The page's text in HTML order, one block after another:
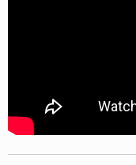
เงื่อนไข
การ
ดาวน์